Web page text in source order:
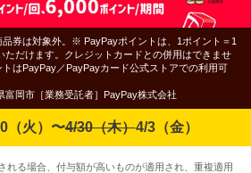
券は対象外。※ PayPayポイントは、1ポイント＝1
ただけます。クレジットカードとの併用はできませ
はPayPay／PayPayカード公式ストアでの利用可
富岡市［業務受託者］PayPay株式会社
（火）〜4/30（木）4/3（金）
れる場合、付与額が高いものが適用され、重複適用